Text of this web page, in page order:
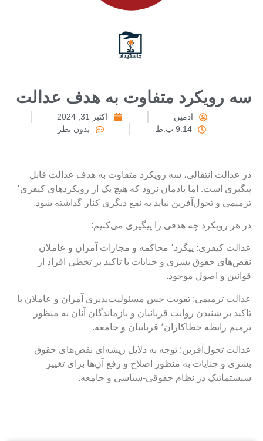
رویکرد متفاوت به هدف عدالت
ادمین
اکتبر 31, 2024
9:14 ب.ظ
بدون نظر
عدالت انتقالی، سه رویکرد متفاوت به هدف عدالت قابل
پیگیری است. اما یادمان نرود که هیچ یک از رویکرد‌های کیفری٬
و تحول‌آفرین نباید به نفع دیگری کنار گذاشته شود.
هر رویکرد چه هدفی را پیگیری می‌کنیم:
عدالت کیفری: پیگرد٬ محاکمه و مجازات آمران و عاملان
حقوق بشری و جنایات با تاکید بر تخطی افراد از
و اصول موجود.
ترمیمی: تقویت حس مسئولیت‌پذیری آمران و عاملان با
بر شنیدن روایت قربانیان و بازماندگان آنان به منظور
رابطه خطاکاران٬ قربانیان و جامعه.
تحول‌آفرین: توجه به دلایل ریشه‌ای نقض‌های حقوق
و جنایات به منظور اصلاح و رفع آن‌ها برای تغییر
در نظام حقوقی-سیاسی و جامعه.